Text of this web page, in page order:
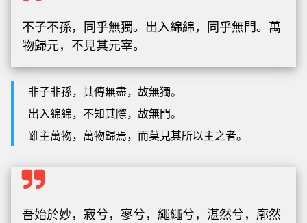
不子不孫，同乎無獨。出入綿綿，同乎無門。萬
物歸元，不見其元宰。
非子非孫，其傳無盡，故無獨。
出入綿綿，不知其際，故無門。
雖主萬物，萬物歸焉，而莫見其所以主之者。
吾始於妙，寂兮，寥兮，繩繩兮，湛然兮，廓然